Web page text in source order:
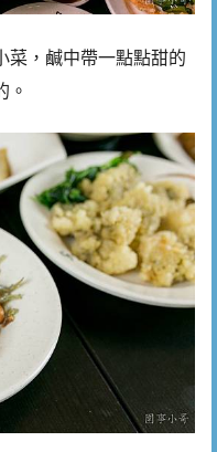
菜，鹹中帶一點點甜的
。